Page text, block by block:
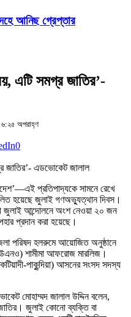
আনিছ গ্রেপ্তার
এটি সমগ্র জাতির’-
৬:২৫ অপরাহ্ণ
0
প্রতিপাদ্যকে সামনে রেখে
হয়েছে জুলাই গণঅভ্যুত্থান দিবস।
জুলাই আন্দোলনে অংশ নেওয়া ২০ জন
প্রদান করা হয়েছে।
পরিষদ হলরুমে আয়োজিত অনুষ্ঠানে
শামীমা আফরোজ মারলিজ।
পাকুন্দিয়া) আসনের সংসদ সদস্য
মোহাম্মদ জালাল উদ্দিন বলেন,
জুলাই কোনো ব্যক্তি বা